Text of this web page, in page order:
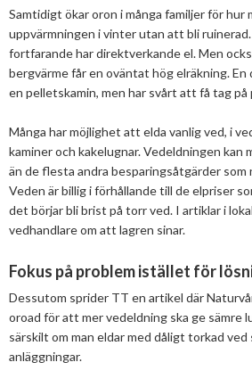
Maj
April
Mars
Januari
December
November
September
Augusti
Juni
April
Mars
Februari
2024
November
Oktober
September
Augusti
Juni
Maj
Mars
Februari
2023
December
Oktober
Augusti
Maj
April
Mars
2022
December
November
Oktober
September
Augusti
April
Mars
2021
December
Oktober
September
Augusti
Juni
Maj
2020
December
November
Oktober
September
Juni
November
Oktober
September
Juli
2018
Maj
April
Mars
2017
November
Oktober
2016
November
2015
Hur ser Sveriges energianvänding ut?
Sammanfattande statistik om bioenergi
Varför behöves reduktionsplikten?
Bioenergi – ord och begrepp
Exempel på bioenergi
Definitioner av bioenergi
Om oss
Styrelse
Hedersmedlemmar
Svebios stadgar
Verksamhetsberättelse
Årsstämmor
Medlemmar
Konferenser och event
Nordic Pellets Conference
Stora biokraft- och värmekonferensen
Svebios vår- och årsmöteskonferens
Publikationer och dokument
Nätverk och samarbeten
BioDriv
Jan Häckners bioenergistipendium
Integritetspolicy (GDPR)
Medlemmar
Våra kanaler
Kontakt
Samtidigt ökar oron i många familjer för hur
uppvärmningen i vinter utan att bli
fortfarande har direktverkande el. Men
bergvärme får en oväntat hög elräkning. En
en pelletskamin, men har svårt att få tag på
Många har möjlighet att elda vanlig ved, i
kaminer och kakelugnar. Vedeldningen kan
än de flesta andra besparingsåtgärder som
Veden är billig i förhållande till de elpriser
det börjar bli brist på torr ved. I artiklar i
vedhandlare om att lagren sinar.
Fokus på problem istället för
Dessutom sprider TT en artikel där
oroad för att mer vedeldning ska ge sämre
särskilt om man eldar med dåligt torkad ved
anläggningar.